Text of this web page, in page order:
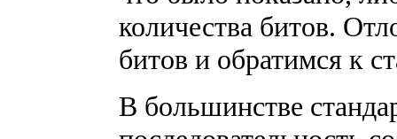
количества битов.
битов и обратимся к
В большинстве